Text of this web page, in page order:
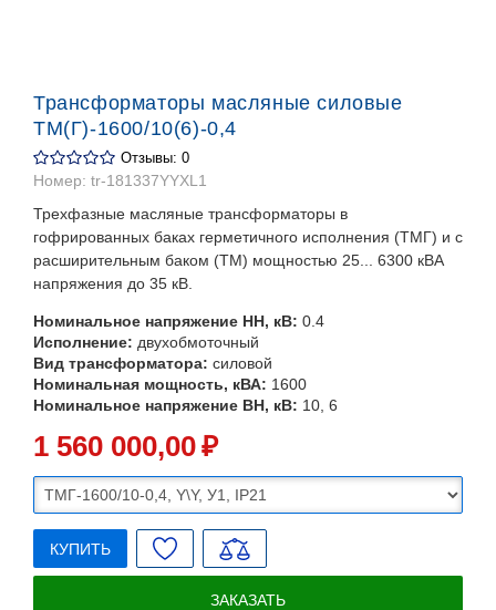
Трансформаторы масляные силовые
ТМ(Г)-1600/10(6)-0,4
Отзывы: 0
Номер: tr-181337YYXL1
Трехфазные масляные трансформаторы в
гофрированных баках герметичного исполнения (ТМГ) и с
расширительным баком (ТМ) мощностью 25... 6300 кВА
напряжения до 35 кВ.
Номинальное напряжение НН, кВ: 0.4
Исполнение: двухобмоточный
Вид трансформатора: силовой
Номинальная мощность, кВА: 1600
Номинальное напряжение ВН, кВ: 10, 6
1 560 000,00₽
КУПИТЬ
ЗАКАЗАТЬ